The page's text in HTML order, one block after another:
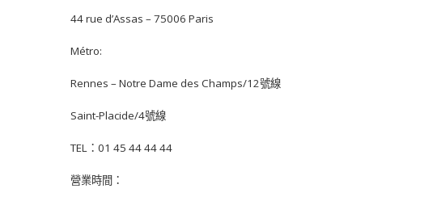
44 rue d’Assas – 75006 Paris
Métro:
Rennes – Notre Dame des Champs/12號線
Saint-Placide/4號線
TEL：01 45 44 44 44
營業時間：